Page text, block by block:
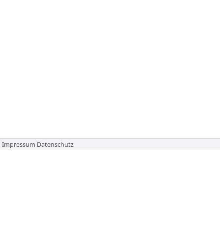
Impressum Datenschutz